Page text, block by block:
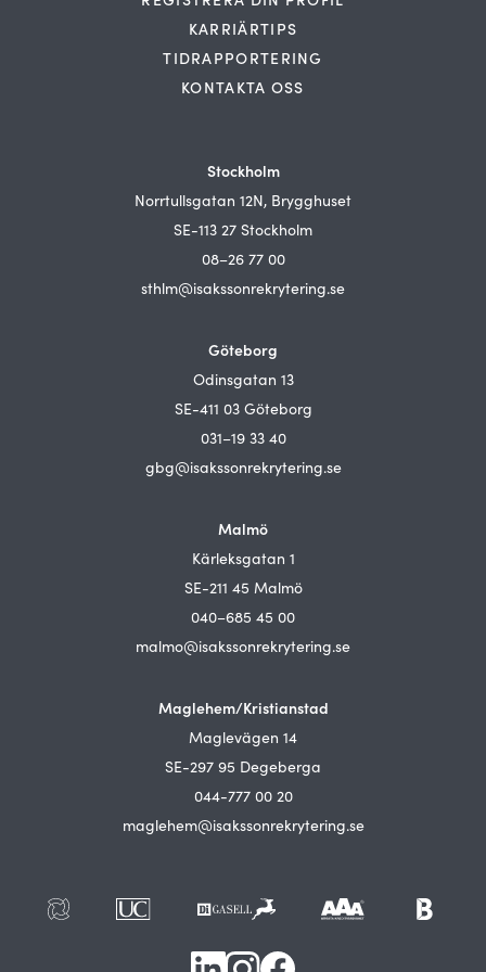
KARRIÄRTIPS
TIDRAPPORTERING
KONTAKTA OSS
Stockholm
Norrtullsgatan 12N, Brygghuset
SE-113 27 Stockholm
08–26 77 00
sthlm@isakssonrekrytering.se
Göteborg
Odinsgatan 13
SE-411 03 Göteborg
031–19 33 40
gbg@isakssonrekrytering.se
Malmö
Kärleksgatan 1
SE-211 45 Malmö
040–685 45 00
malmo@isakssonrekrytering.se
Maglehem/Kristianstad
Maglevägen 14
SE-297 95 Degeberga
044-777 00 20
maglehem@isakssonrekrytering.se